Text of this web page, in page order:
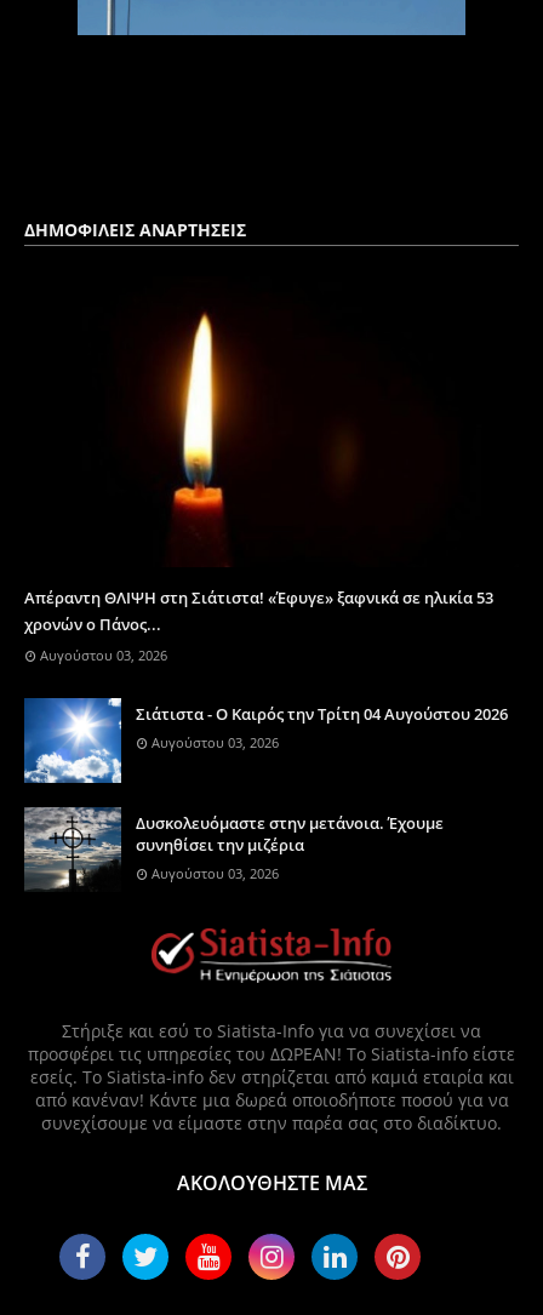
ΔΗΜΟΦΙΛΕΙΣ ΑΝΑΡΤΗΣΕΙΣ
Απέραντη ΘΛΙΨΗ στη Σιάτιστα! «Έφυγε» ξαφνικά σε ηλικία 53
χρονών ο Πάνος...
Αυγούστου 03, 2026
Σιάτιστα - Ο Καιρός την Τρίτη 04 Αυγούστου 2026
Αυγούστου 03, 2026
Δυσκολευόμαστε στην μετάνοια. Έχουμε
συνηθίσει την μιζέρια
Αυγούστου 03, 2026
Στήριξε και εσύ το Siatista-Info για να συνεχίσει να
προσφέρει τις υπηρεσίες του ΔΩΡΕΑΝ! Το Siatista-info είστε
εσείς. Το Siatista-info δεν στηρίζεται από καμιά εταιρία και
από κανέναν! Κάντε μια δωρεά οποιοδήποτε ποσού για να
συνεχίσουμε να είμαστε στην παρέα σας στο διαδίκτυο.
ΑΚΟΛΟΥΘΗΣΤΕ ΜΑΣ